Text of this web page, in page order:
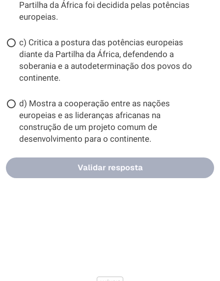
Partilha da África foi decidida pelas potências
europeias.
c) Critica a postura das potências europeias
diante da Partilha da África, defendendo a
soberania e a autodeterminação dos povos do
continente.
d) Mostra a cooperação entre as nações
europeias e as lideranças africanas na
construção de um projeto comum de
desenvolvimento para o continente.
Validar resposta